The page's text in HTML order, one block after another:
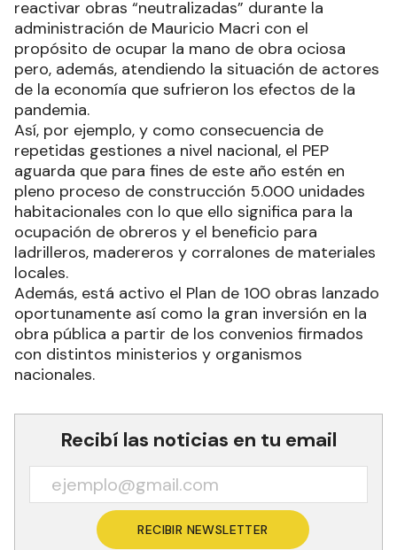
reactivar obras “neutralizadas” durante la
administración de Mauricio Macri con el
propósito de ocupar la mano de obra ociosa
pero, además, atendiendo la situación de actores
de la economía que sufrieron los efectos de la
pandemia.
Así, por ejemplo, y como consecuencia de
repetidas gestiones a nivel nacional, el PEP
aguarda que para fines de este año estén en
pleno proceso de construcción 5.000 unidades
habitacionales con lo que ello significa para la
ocupación de obreros y el beneficio para
ladrilleros, madereros y corralones de materiales
locales.
Además, está activo el Plan de 100 obras lanzado
oportunamente así como la gran inversión en la
obra pública a partir de los convenios firmados
con distintos ministerios y organismos
nacionales.
Recibí las noticias en tu email
RECIBIR NEWSLETTER